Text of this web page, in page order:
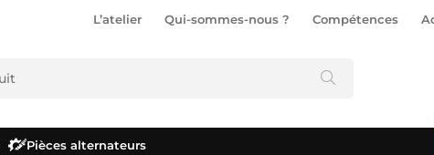
L’atelier Qui-sommes-nous ? Compétences
Pièces alternateurs